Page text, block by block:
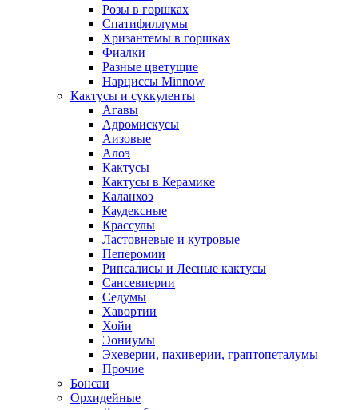
Розы в горшках
Спатифиллумы
Хризантемы в горшках
Фиалки
Разные цветущие
Нарциссы Minnow
Кактусы и суккуленты
Агавы
Адромискусы
Аизовые
Алоэ
Кактусы
Кактусы в Керамике
Каланхоэ
Каудексные
Крассулы
Ластовневые и кутровые
Пеперомии
Рипсалисы и Лесные кактусы
Сансевиерии
Седумы
Хавортии
Хойи
Эониумы
Эхеверии, пахиверии, граптопеталумы
Прочие
Бонсаи
Орхидейные